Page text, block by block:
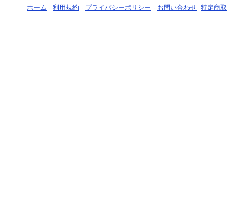
ホーム - 利用規約 - プライバシーポリシー - お問い合わせ- 特定商